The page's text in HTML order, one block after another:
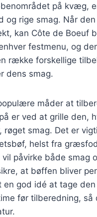
på kvæg,
og rige smag. Når den
kan Côte de Boeuf
festmenu, og
række forskellige
dens smag.
måder at
er ved at grille den,
røget smag. Det er
helst fra
påvirke både smag
at bøffen bliver
en god idé at tage
før tilberedning, så